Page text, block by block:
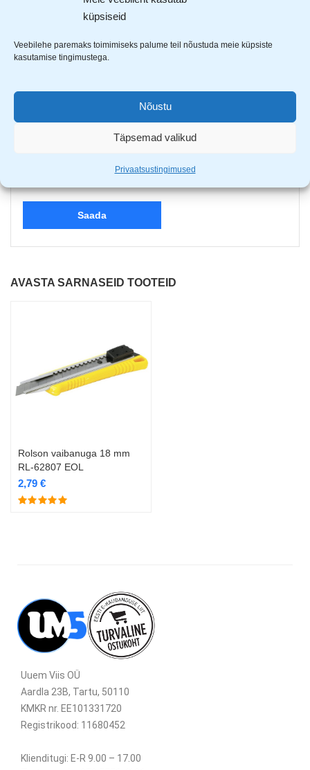
küpsiseid
Veebilehe paremaks toimimiseks palume teil nõustuda meie küpsiste
kasutamise tingimustega.
Nõustu
Täpsemad valikud
Privaatsustingimused
veebilehitsejasse järgmiste kommentaaride jaoks.
AVASTA SARNASEID TOOTEID
Rolson vaibanuga 18 mm
RL-62807 EOL
2,79 €
Uuem Viis OÜ
Aardla 23B, Tartu, 50110
KMKR nr. EE101331720
Registrikood: 11680452
Klienditugi: E-R 9.00 – 17.00